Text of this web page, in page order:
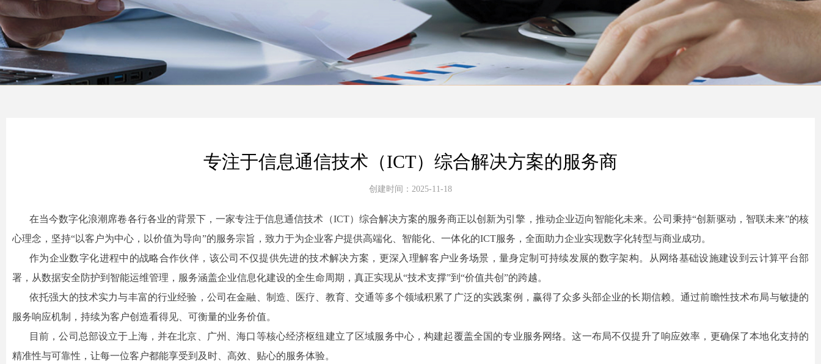
专注于信息通信技术（ICT）综合解决方案的服务商
创建时间： 2025-11-18
在当今数字化浪潮席卷各行各业的背景下，一家专注于信息通信技术（ICT）综合解决方案的服务商正以创新为引擎，推动企业迈向智能化未来。公司秉持“创新驱动，智联未来”的核
心理念，坚持“以客户为中心，以价值为导向”的服务宗旨，致力于为企业客户提供高端化、智能化、一体化的ICT服务，全面助力企业实现数字化转型与商业成功。
作为企业数字化进程中的战略合作伙伴，该公司不仅提供先进的技术解决方案，更深入理解客户业务场景，量身定制可持续发展的数字架构。从网络基础设施建设到云计算平台部
署，从数据安全防护到智能运维管理，服务涵盖企业信息化建设的全生命周期，真正实现从“技术支撑”到“价值共创”的跨越。
依托强大的技术实力与丰富的行业经验，公司在金融、制造、医疗、教育、交通等多个领域积累了广泛的实践案例，赢得了众多头部企业的长期信赖。通过前瞻性技术布局与敏捷的
服务响应机制，持续为客户创造看得见、可衡量的业务价值。
目前，公司总部设立于上海，并在北京、广州、海口等核心经济枢纽建立了区域服务中心，构建起覆盖全国的专业服务网络。这一布局不仅提升了响应效率，更确保了本地化支持的
精准性与可靠性，让每一位客户都能享受到及时、高效、贴心的服务体验。